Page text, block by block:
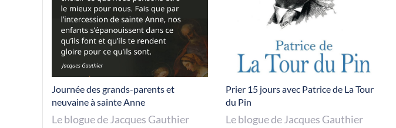
Journée des grands-parents et
neuvaine à sainte Anne
Le blogue de Jacques Gauthier
Prier 15 jours avec Patrice de La Tour
du Pin
Le blogue de Jacques Gauthier